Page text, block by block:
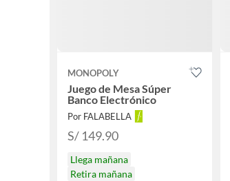
MONOPOLY
Juego de Mesa Súper
Banco Electrónico
Por FALABELLA
S/ 149.90
Llega mañana
Retira mañana